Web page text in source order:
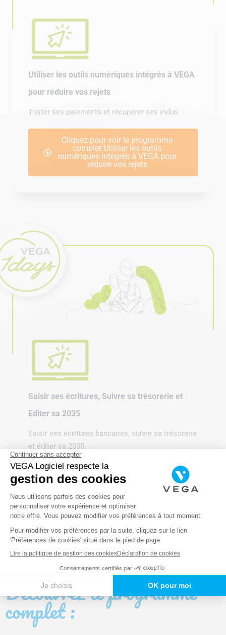
Utiliser les outils numériques intégrés à VEGA
pour réduire vos rejets
Traiter ses paiements et récupérer ses indus.
Cliquez pour voir le programme
complet Utiliser les outils
numériques intégrés à VEGA pour
réduire vos rejets
Saisir ses écritures, Suivre sa trésorerie et
Editer sa 2035
Saisir ses écritures bancaires, suivre sa trésorerie
et éditer sa 2035.
Cliquez pour voir le programme
complet Saisir ses écritures, Suivre
sa trésorerie et Editer sa 2035
Découvrez le programme
complet :